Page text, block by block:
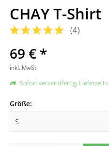
CHAY T-Shirt
(4)
69 € *
inkl. MwSt.
Sofort versandfertig, Lieferzeit
Größe: